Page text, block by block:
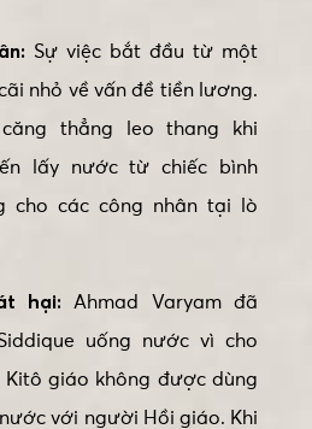
Sự việc bắt đầu từ một
nhỏ về vấn đề tiền lương.
căng thẳng leo thang khi
lấy nước từ chiếc bình
cho các công nhân tại lò
hại: Ahmad Varyam đã
uống nước vì cho
giáo không được dùng
với người Hồi giáo. Khi